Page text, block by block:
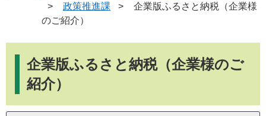
>
政策推進課 >
企業版ふるさと納税（企業様
のご紹介）
企業版ふるさと納税（企業様のご
紹介）